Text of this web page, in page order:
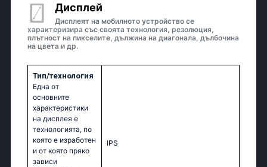
Дисплей
Дисплеят на мобилното устройство се
характеризира със своята технология, резолюция,
плътност на пикселите, дължина на диагонала, дълбочина
на цвета и др.
Тип/технология
Една от
основните
характеристики
на дисплея е
технологията, по
която е изработен
и от която пряко
зависи
IPS